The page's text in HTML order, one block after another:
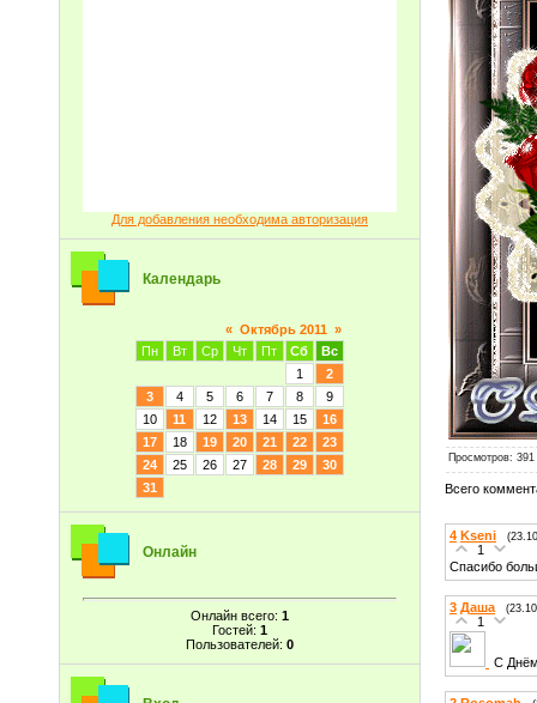
Для добавления необходима авторизация
Календарь
« Октябрь 2011 »
Пн
Вт Ср Чт Пт Сб
Вс
1
2
3
4 5 6 7 8
9
10
11 12 13 14 15
16
17
18 19 20 21 22
23
24
25 26 27 28 29
30
31
Онлайн
Онлайн всего: 1
Гостей: 1
Пользователей: 0
Просмотров:
Всего
4 Kseni
1
Спасибо
3 Даша
1
С